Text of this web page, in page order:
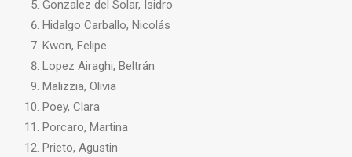
Gonzalez del Solar, Isidro
Hidalgo Carballo, Nicolás
Kwon, Felipe
Lopez Airaghi, Beltrán
Malizzia, Olivia
Poey, Clara
Porcaro, Martina
Prieto, Agustin